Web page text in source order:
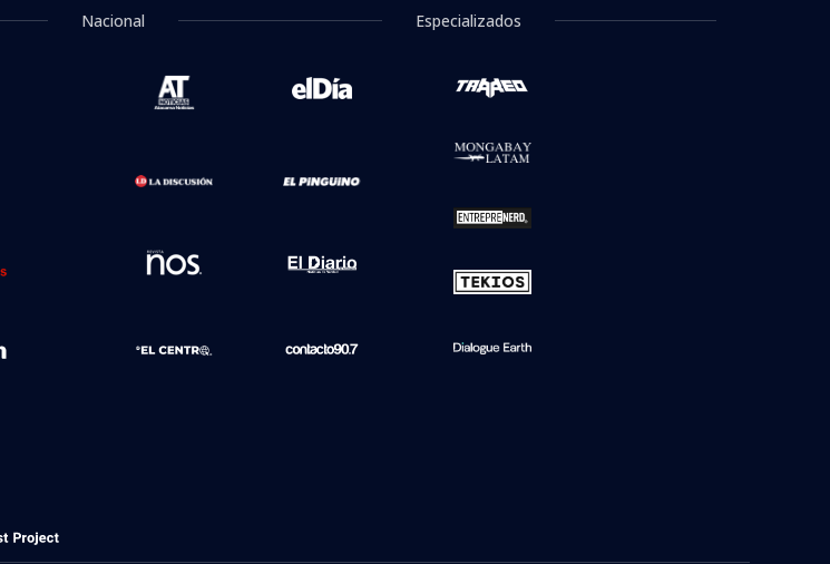
Nacional Especializados